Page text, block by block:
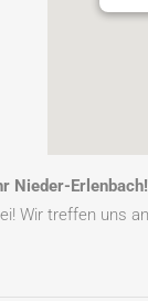
Nieder-Erlenbach!
Wir treffen uns